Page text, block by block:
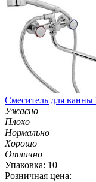
Смеситель для
Ужасно
Плохо
Нормально
Хорошо
Отлично
Упаковка: 10
Розничная цена: